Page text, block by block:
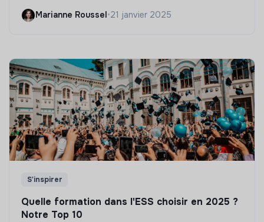
Marianne Roussel•21 janvier 2025
S'inspirer
Quelle formation dans l'ESS choisir en 2025 ?
Notre Top 10